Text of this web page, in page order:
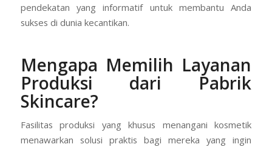
pendekatan yang informatif untuk membantu Anda
sukses di dunia kecantikan.
Mengapa Memilih Layanan
Produksi dari Pabrik
Skincare?
Fasilitas produksi yang khusus menangani kosmetik
menawarkan solusi praktis bagi mereka yang ingin